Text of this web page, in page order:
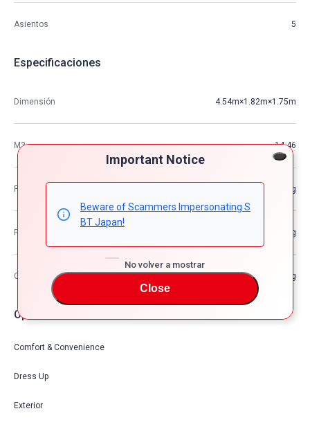
Important Notice
Beware of Scammers Impersonating S
BT Japan!
No volver a mostrar
Close
Asientos 5
Especificaciones
Dimensión 4.54m×1.82m×1.75m
M3 14.46
Peso del vehículo 1,395kg
Peso bruto del vehículo —kg
Capacidad de carga máxima 386kg
Opciones de coche
Comfort & Convenience
Dress Up
Exterior